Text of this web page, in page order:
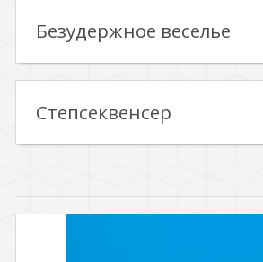
Безудержное веселье
Степсеквенсер